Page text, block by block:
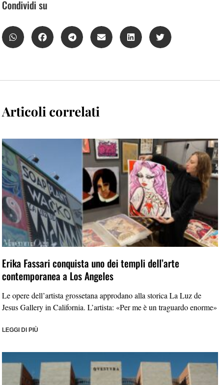
Condividi su
Articoli correlati
Erika Fassari conquista uno dei templi dell’arte
contemporanea a Los Angeles
Le opere dell’artista grossetana approdano alla storica La Luz de
Jesus Gallery in California. L’artista: «Per me è un traguardo enorme»
LEGGI DI PIÙ